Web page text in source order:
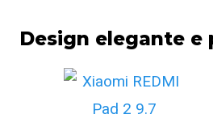
Design elegante